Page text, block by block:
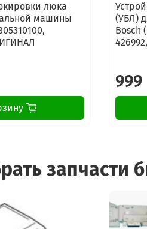
люка
машины
(УБЛ)
Bosch
999
запчасти